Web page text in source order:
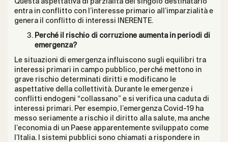
entra in conflitto con l’interesse primario all’imparzialità e
genera il conflitto di interessi INERENTE.
Perché il rischio di corruzione aumenta in periodi di
emergenza?
Le situazioni di emergenza influiscono sugli equilibri tra
interessi primari in campo pubblico, perché mettono in
grave rischio determinati diritti e modificano le
aspettative della collettività. Durante le emergenze i
conflitti endogeni “collassano” e si verifica una caduta di
interessi primari. Per esempio, l’emergenza Covid-19 ha
messo seriamente a rischio il diritto alla salute, ma anche
l’economia di un Paese apparentemente sviluppato come
l’Italia. I sistemi pubblici sono chiamati a rispondere in